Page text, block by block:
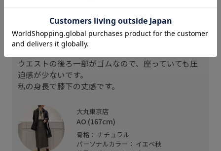
身長167cmで38サイズ着用。
大人気のポケット付タイトシリーズ。
細かい千鳥柄とラメが入った華やかなデザインで、
上品な印象ながら、綺麗目にもカジュアルにも合わ
せやすい万能スカートです。
ウエストの後ろ一部がゴムなので、座っていても圧
迫感が少ないです。
私の身長で膝下の丈感です。
大丸東京店
AO (167cm)
骨格： ナチュラル
パーソナルカラー： イエベ秋